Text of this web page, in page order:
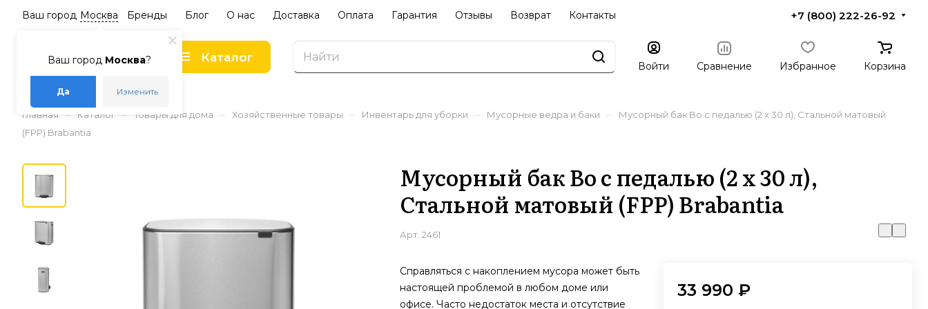
Ваш город Москва?
Да Изменить
Ваш город Москва Бренды Блог О нас Доставка Оплата Гарантия Отзывы Возврат Контакты +7 (800) 222-26-92
Каталог
Войти Сравнение Избранное Корзина
Главная – Каталог – Товары для дома – Хозяйственные товары – Инвентарь для уборки – Мусорные ведра и баки –
Мусорный бак Bo с педалью (2 x 30 л), Стальной матовый
(FPP) Brabantia
Мусорный бак Bo с педалью (2 x 30 л),
Стальной матовый (FPP) Brabantia
Арт. 2461
Справляться с накоплением мусора может быть
настоящей проблемой в любом доме или
офисе. Часто недостаток места и отсутствие
33 990 ₽